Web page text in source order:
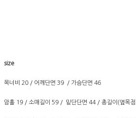
size
목너비 20 / 어깨단면 39 / 가슴단면 46
암홀 19 / 소매길이 59 / 밑단단면 44 / 총길이(옆목